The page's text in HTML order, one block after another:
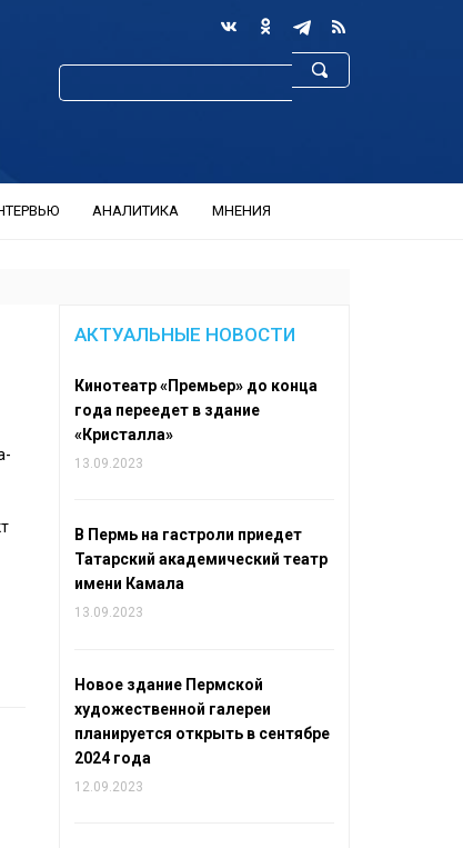
АНАЛИТИКА МНЕНИЯ
АКТУАЛЬНЫЕ НОВОСТИ
Кинотеатр «Премьер» до конца
года переедет в здание
«Кристалла»
13.09.2023
В Пермь на гастроли приедет
Татарский академический театр
имени Камала
13.09.2023
Новое здание Пермской
художественной галереи
планируется открыть в сентябре
2024 года
12.09.2023